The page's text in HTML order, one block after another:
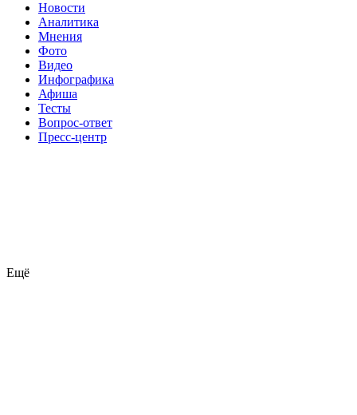
Новости
Аналитика
Мнения
Фото
Видео
Инфографика
Афиша
Тесты
Вопрос-ответ
Пресс-центр
Ещё